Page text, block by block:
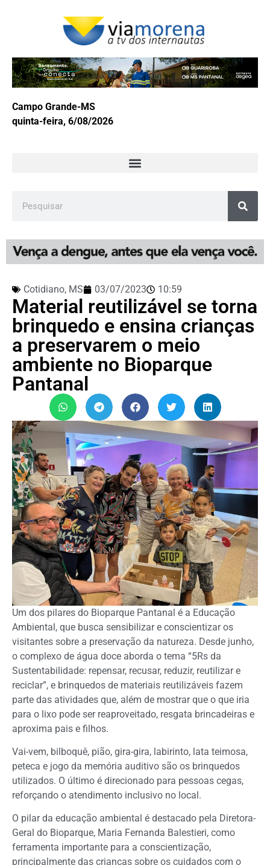
Campo Grande-MS
quinta-feira, 6/08/2026
Cotidiano, MS 03/07/2023 10:59
Material reutilizável se torna
brinquedo e ensina crianças
a preservarem o meio
ambiente no Bioparque
Pantanal
Um dos pilares do Bioparque Pantanal é a Educação
Ambiental, que busca sensibilizar e conscientizar os
visitantes sobre a preservação da natureza. Desde junho,
o complexo de água doce aborda o tema “5Rs da
Sustentabilidade: repensar, recusar, reduzir, reutilizar e
reciclar”, e brinquedos de materiais reutilizáveis fazem
parte das atividades que, além de mostrar que o que iria
para o lixo pode ser reaproveitado, resgata brincadeiras e
aproxima pais e filhos.
Vai-vem, bilboquê, pião, gira-gira, labirinto, lata teimosa,
peteca e jogo da memória auditivo são os brinquedos
utilizados. O último é direcionado para pessoas cegas,
reforçando o atendimento inclusivo no local.
O pilar da educação ambiental é destacado pela Diretora-
Geral do Bioparque, Maria Fernanda Balestieri, como
ferramenta importante para a conscientização,
principalmente das crianças sobre os cuidados com o